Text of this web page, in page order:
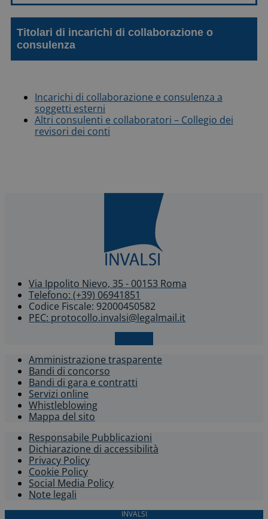
Titolari di incarichi di collaborazione o
consulenza
Incarichi di collaborazione e consulenza a
soggetti esterni
Altri consulenti e collaboratori – Collegio dei
revisori dei conti
Via Ippolito Nievo, 35 - 00153 Roma
Telefono: (+39) 06941851
Codice Fiscale: 92000450582
PEC: protocollo.invalsi@legalmail.it
Amministrazione trasparente
Bandi di concorso
Bandi di gara e contratti
Servizi online
Whistleblowing​
Mappa del sito
Responsabile Pubblicazioni
Dichiarazione di accessibilità​
Privacy Policy
Cookie Policy
Social Media Policy
Note legali
INVALSI